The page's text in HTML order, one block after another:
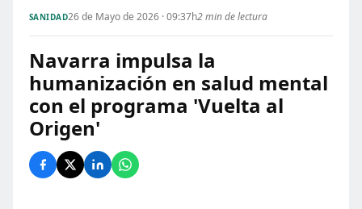
SANIDAD26 de Mayo de 2026 · 09:37h2 min de lectura
Navarra impulsa la
humanización en salud mental
con el programa 'Vuelta al
Origen'